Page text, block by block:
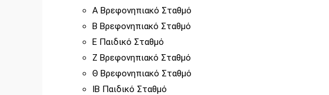
Α Βρεφονηπιακό Σταθμό
Β Βρεφονηπιακό Σταθμό
Ε Παιδικό Σταθμό
Ζ Βρεφονηπιακό Σταθμό
Θ Βρεφονηπιακό Σταθμό
ΙΒ Παιδικό Σταθμό